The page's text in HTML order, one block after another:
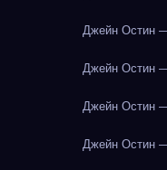
Джейн Остин
Джейн Остин
Джейн Остин
Джейн Остин